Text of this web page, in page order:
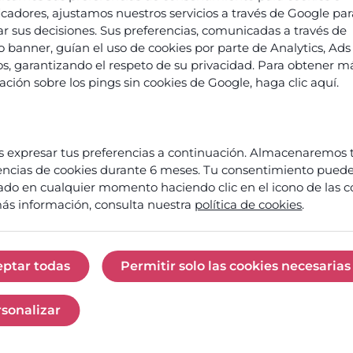
ajustamos nuestros servicios a través de Google
sus decisiones. Sus preferencias, comunicadas a través de
banner, guían el uso de cookies por parte de Analytics,
garantizando el respeto de su privacidad. Para obtener
sobre los pings sin cookies de Google, haga clic aquí.
expresar tus preferencias a continuación. Almacenaremos
de cookies durante 6 meses. Tu consentimiento
en cualquier momento haciendo clic en el icono de las
información, consulta nuestra política de cookies.
todas
Aceptar todas
Permitir solo las cookies necesarias
Permitir solo las
Personalizar
et
et
et
Prêt
à
faire
de
centre
de
contact
un
moteur
de
croissance